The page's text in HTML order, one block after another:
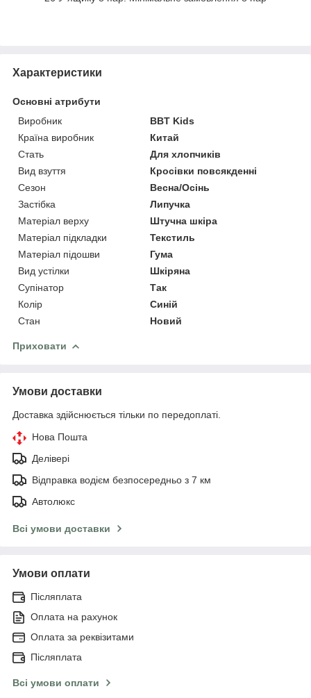
Характеристики
Основні атрибути
Виробник
BBT Kids
Країна виробник
Китай
Стать
Для хлопчиків
Вид взуття
Кросівки повсякденні
Сезон
Весна/Осінь
Застібка
Липучка
Матеріал верху
Штучна шкіра
Матеріал підкладки
Текстиль
Матеріал підошви
Гума
Вид устілки
Шкіряна
Супінатор
Так
Колір
Синій
Стан
Новий
Приховати
Умови доставки
Доставка здійснюється тільки по передоплаті.
Нова Пошта
Делівері
Відправка водієм безпосередньо з 7 км
Автолюкс
Всі умови доставки
Умови оплати
Післяплата
Оплата на рахунок
Оплата за реквізитами
Післяплата
Всі умови оплати